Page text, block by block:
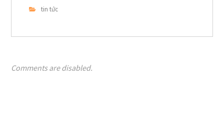
tin tức
Comments are disabled.